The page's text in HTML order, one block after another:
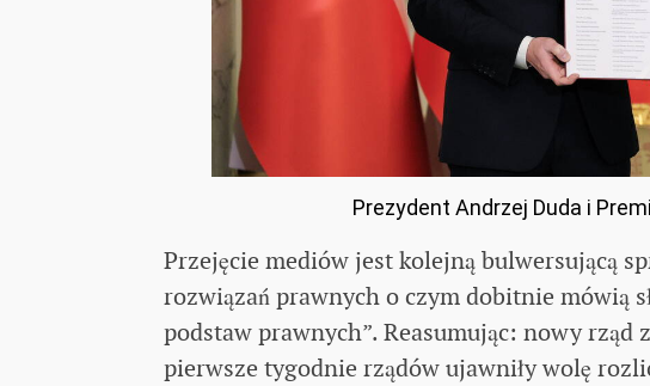
Prezydent Andrzej Duda i
Przejęcie mediów jest kolejną bulwersującą
rozwiązań prawnych o czym dobitnie mówią
podstaw prawnych”. Reasumując: nowy rząd
pierwsze tygodnie rządów ujawniły wolę